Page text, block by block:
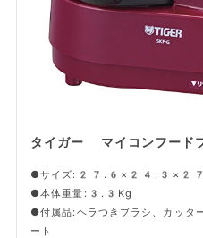
タイガー マイコンフード
●サイズ
●本体重量:3.3Kg
●付属品:ヘラつきブラシ、カッタ
ート